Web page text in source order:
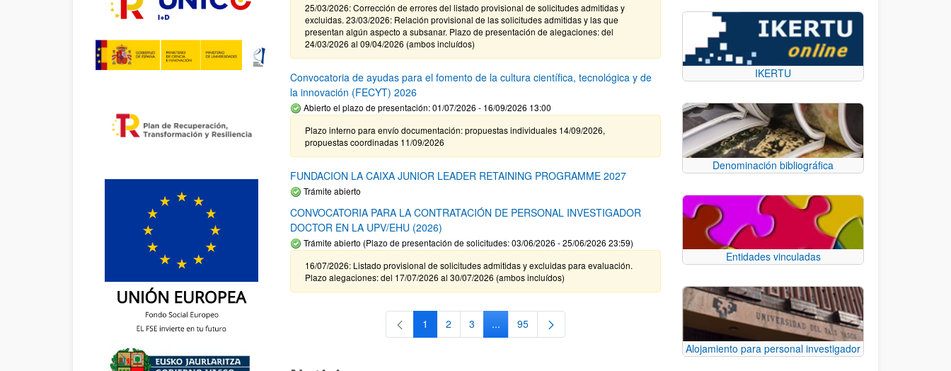
25/03/2026: Corrección de errores del listado provisional de solicitudes admitidas y
excluidas. 23/03/2026: Relación provisional de las solicitudes admitidas y las que
presentan algún aspecto a subsanar. Plazo de presentación de alegaciones: del
24/03/2026 al 09/04/2026 (ambos incluídos)
Convocatoria de ayudas para el fomento de la cultura científica, tecnológica y de
la innovación (FECYT) 2026
Abierto el plazo de presentación: 01/07/2026 - 16/09/2026 13:00
Plazo interno para envío documentación: propuestas individuales 14/09/2026,
propuestas coordinadas 11/09/2026
FUNDACION LA CAIXA JUNIOR LEADER RETAINING PROGRAMME 2027
Trámite abierto
CONVOCATORIA PARA LA CONTRATACIÓN DE PERSONAL INVESTIGADOR
DOCTOR EN LA UPV/EHU (2026)
Trámite abierto (Plazo de presentación de solicitudes: 03/06/2026 - 25/06/2026 23:59)
16/07/2026: Listado provisional de solicitudes admitidas y excluidas para evaluación.
Plazo alegaciones: del 17/07/2026 al 30/07/2026 (ambos incluídos)
Página
1 Página
2 Página
3 ...Páginas intermedias Use TAB para desplazarse.
Página
95
IKERTU
Denominación bibliográfica
Entidades vinculadas
Alojamiento para personal investigador